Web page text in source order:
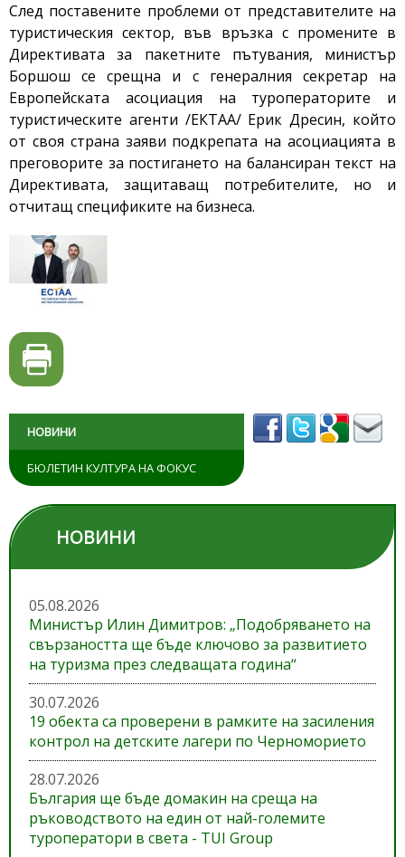
След поставените проблеми от представителите на
туристическия сектор, във връзка с промените в
Директивата за пакетните пътувания, министър
Боршош се срещна и с генералния секретар на
Европейската асоциация на туроператорите и
туристическите агенти /ЕКТАА/ Ерик Дресин, който
от своя страна заяви подкрепата на асоциацията в
преговорите за постигането на балансиран текст на
Директивата, защитаващ потребителите, но и
отчитащ спецификите на бизнеса.
НОВИНИ
БЮЛЕТИН КУЛТУРА НА ФОКУС
НОВИНИ
05.08.2026
Министър Илин Димитров: „Подобряването на
свързаността ще бъде ключово за развитието
на туризма през следващата година“
30.07.2026
19 обекта са проверени в рамките на засиления
контрол на детските лагери по Черноморието
28.07.2026
България ще бъде домакин на среща на
ръководството на един от най-големите
туроператори в света - TUI Group